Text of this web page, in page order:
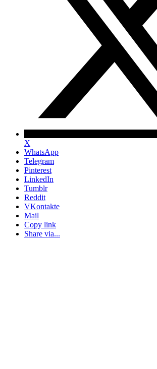
X
WhatsApp
Telegram
Pinterest
LinkedIn
Tumblr
Reddit
VKontakte
Mail
Copy link
Share via...